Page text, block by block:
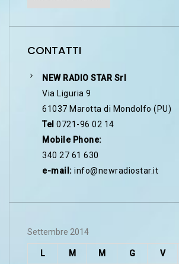
CONTATTI
NEW RADIO STAR Srl
Via Liguria 9
61037 Marotta di Mondolfo (PU)
Tel 0721-96 02 14
Mobile Phone:
340 27 61 630
e-mail: info@newradiostar.it
Settembre 2014
L M M G V